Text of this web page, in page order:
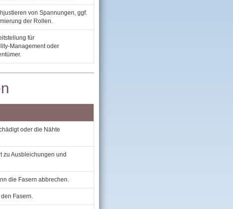
von Spannungen, ggf.
der Rollen.
für
oder
oder die Nähte
zu Ausbleichungen und
die Fasern abbrechen.
Fasern.